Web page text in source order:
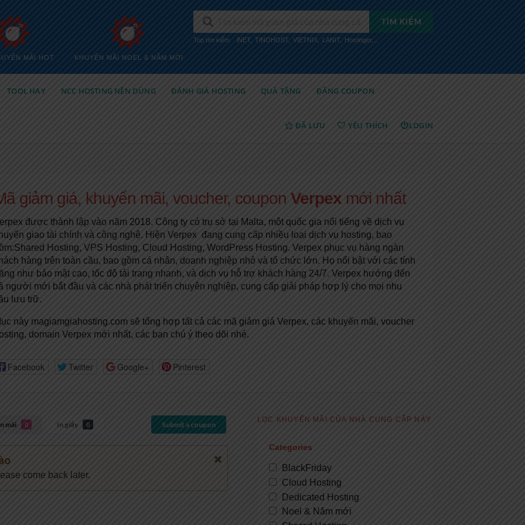
MÃI HOT KHUYẾN MÃI NOEL & NĂM MỚI
TÌM KIẾM
Top tìm kiếm iNET, TINOHOST VIETNIX LANIT Hostinger,...
TOOL HAY NCC HOSTING NÊN DÙNG ĐÁNH GIÁ HOSTING QUÀ TẶNG ĐĂNG COUPON
ĐÃ LƯU YÊU THÍCH LOGIN
giảm giá, khuyến mãi, voucher, coupon Verpexmới nhất
được thành lập vào năm 2018. Công ty có trụ sở tại Malta, một quốc gia nổi tiếng về dịch vụ
giao tài chính và công nghệ. Hiện Verpex đang cung cấp nhiều loại dịch vụ hosting, bao
Hosting, VPS Hosting, Cloud Hosting, WordPress Hosting. Verpex phục vụ hàng ngàn
hàng trên toàn cầu, bao gồm cá nhân, doanh nghiệp nhỏ và tổ chức lớn. Họ nổi bật với các tính
như bảo mật cao, tốc độ tải trang nhanh, và dịch vụ hỗ trợ khách hàng 24/7. Verpex hướng đến
người mới bắt đầu và các nhà phát triển chuyên nghiệp, cung cấp giải pháp hợp lý cho mọi nhu
lưu trữ.
này magiamgiahosting.com sẽ tổng hợp tất cả các mã giảm giá Verpex, các khuyến mãi, voucher
domain Verpex mới nhất, các bạn chú ý theo dõi nhé.
Facebook Twitter Google+ Pinterest
mãi 0 In giấy 0 Submit a coupon
come back later.
LỌC KHUYẾN MÃI CỦA NHÀ CUNG CẤP NÀY
Categories
BlackFriday
Cloud Hosting
Dedicated Hosting
Noel & Năm mới